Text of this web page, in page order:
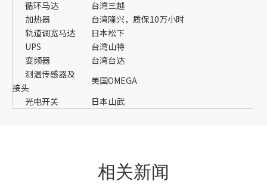
循环马达
台湾三越
加热器
台湾隆兴，质保10万小时
轨道调宽马达
日本松下
UPS
台湾山特
变频器
台湾台达
测温传感器及
接头
美国OMEGA
光电开关
日本山武
相关新闻